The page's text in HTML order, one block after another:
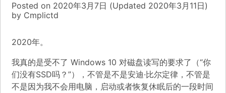
Posted on 2020年3月7日 (Updated 2020年3月11日)
by Cmplictd
2020年。
我真的是受不了 Windows 10 对磁盘读写的要求了（“你
们没有SSD吗？”），不管是不是安迪·比尔定律，不管是
不是因为我不会用电脑，启动或者恢复休眠后的一段时间